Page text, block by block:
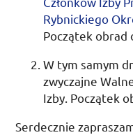
Rybnickiego
Początek obrad
W tym samym
zwyczajne
Izby. Początek
Serdecznie